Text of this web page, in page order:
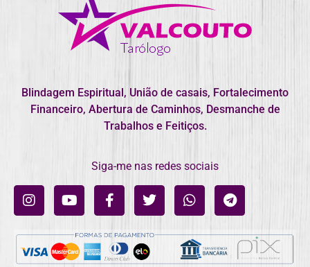
Blindagem Espiritual, União de casais, Fortalecimento
Financeiro, Abertura de Caminhos, Desmanche de
Trabalhos e Feitiços.
Siga-me nas redes sociais